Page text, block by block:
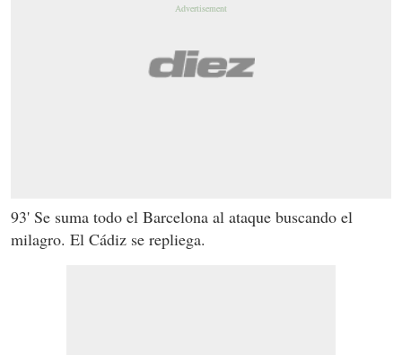
93' Se suma todo el Barcelona al ataque buscando el
milagro. El Cádiz se repliega.